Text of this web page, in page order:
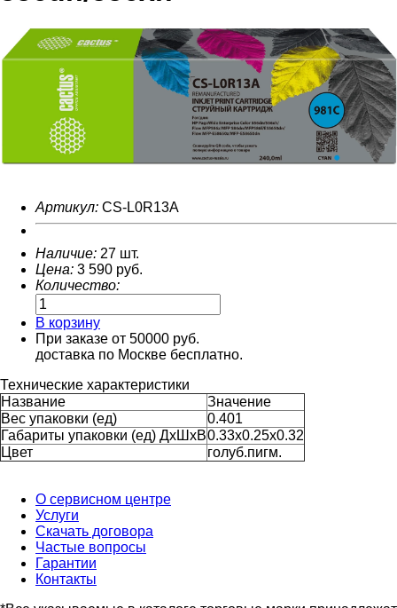
Артикул: CS-L0R13A
Наличие: 27 шт.
Цена: 3 590 руб.
Количество:
В корзину
При заказе от 50000 руб.
доставка по Москве бесплатно.
Технические характеристики
Название
Значение
Вес упаковки (ед)
0.401
Габариты упаковки (ед) ДхШхВ0.33x0.25x0.32
Цвет
голуб.пигм.
О сервисном центре
Услуги
Скачать договора
Частые вопросы
Гарантии
Контакты